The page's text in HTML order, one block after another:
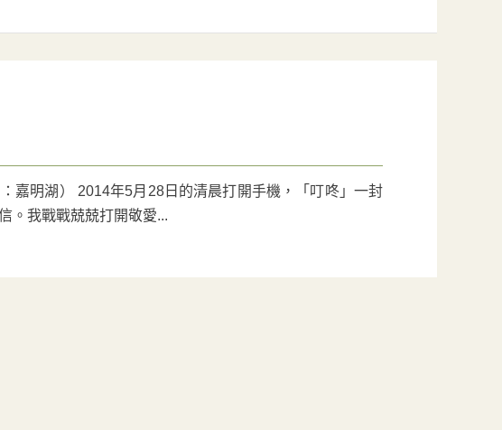
嘉明湖） 2014年5月28日的清晨打開手機，「叮咚」一封
。我戰戰兢兢打開敬愛...